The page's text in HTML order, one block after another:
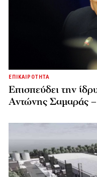
ΕΠΙΚΑΙΡΟΤΗΤΑ
Επισπεύδει την
Αντώνης Σαμαράς